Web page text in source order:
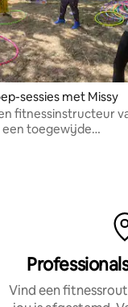
sessies met Missy
fitnessinstructeur
toegewijde
Vind een